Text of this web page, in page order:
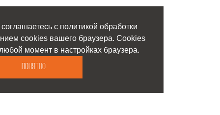
с политикой обработки
cookies вашего браузера. Cookies
момент в настройках браузера.
Понятно